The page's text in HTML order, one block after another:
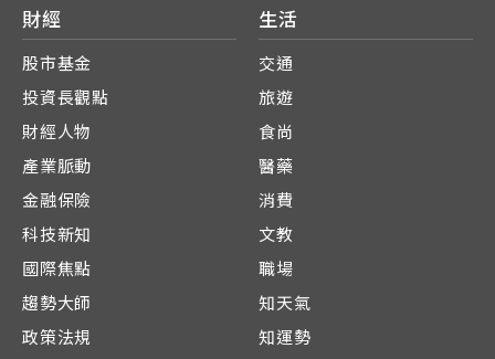
財經
股市基金
投資長觀點
財經人物
產業脈動
金融保險
科技新知
國際焦點
趨勢大師
政策法規
生活
交通
旅遊
食尚
醫藥
消費
文教
職場
知天氣
知運勢